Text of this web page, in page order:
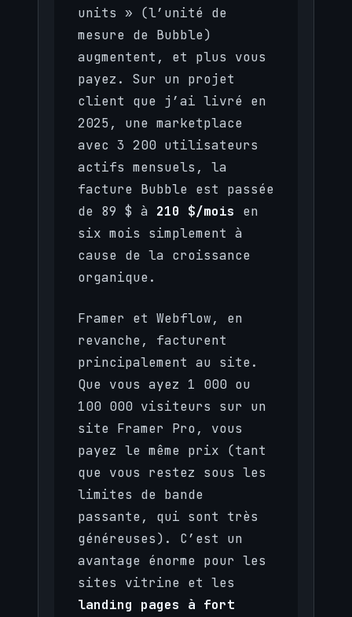
units » (l’unité de
mesure de Bubble)
augmentent, et plus vous
payez. Sur un projet
client que j’ai livré en
2025, une marketplace
avec 3 200 utilisateurs
actifs mensuels, la
facture Bubble est passée
de 89 $ à 210 $/mois en
six mois simplement à
cause de la croissance
organique.
Framer et Webflow, en
revanche, facturent
principalement au site.
Que vous ayez 1 000 ou
100 000 visiteurs sur un
site Framer Pro, vous
payez le même prix (tant
que vous restez sous les
limites de bande
passante, qui sont très
généreuses). C’est un
avantage énorme pour les
sites vitrine et les
landing pages à fort